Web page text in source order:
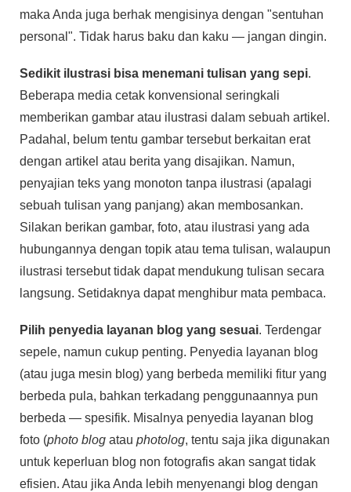
maka Anda juga berhak mengisinya dengan "sentuhan
personal". Tidak harus baku dan kaku — jangan dingin.
Sedikit ilustrasi bisa menemani tulisan yang sepi.
Beberapa media cetak konvensional seringkali
memberikan gambar atau ilustrasi dalam sebuah artikel.
Padahal, belum tentu gambar tersebut berkaitan erat
dengan artikel atau berita yang disajikan. Namun,
penyajian teks yang monoton tanpa ilustrasi (apalagi
sebuah tulisan yang panjang) akan membosankan.
Silakan berikan gambar, foto, atau ilustrasi yang ada
hubungannya dengan topik atau tema tulisan, walaupun
ilustrasi tersebut tidak dapat mendukung tulisan secara
langsung. Setidaknya dapat menghibur mata pembaca.
Pilih penyedia layanan blog yang sesuai. Terdengar
sepele, namun cukup penting. Penyedia layanan blog
(atau juga mesin blog) yang berbeda memiliki fitur yang
berbeda pula, bahkan terkadang penggunaannya pun
berbeda — spesifik. Misalnya penyedia layanan blog
foto (photo blog atau photolog, tentu saja jika digunakan
untuk keperluan blog non fotografis akan sangat tidak
efisien. Atau jika Anda lebih menyenangi blog dengan